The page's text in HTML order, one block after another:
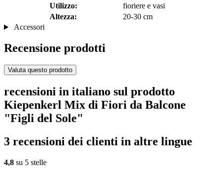
Utilizzo:
fioriere e vasi
Altezza:
20-30 cm
Accessori
Recensione prodotti
Valuta questo prodotto
recensioni in italiano sul prodotto
Kiepenkerl Mix di Fiori da Balcone
"Figli del Sole"
3 recensioni dei clienti in altre lingue
4,8 su 5 stelle